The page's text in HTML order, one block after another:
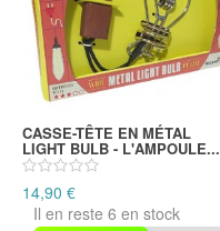
CASSE-TÊTE EN MÉTAL
LIGHT BULB - L'AMPOULE...
14,90 €
Il en reste 6 en stock